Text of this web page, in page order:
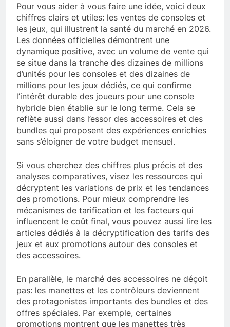
Pour vous aider à vous faire une idée, voici deux
chiffres clairs et utiles: les ventes de consoles et
les jeux, qui illustrent la santé du marché en 2026.
Les données officielles démontrent une
dynamique positive, avec un volume de vente qui
se situe dans la tranche des dizaines de millions
d’unités pour les consoles et des dizaines de
millions pour les jeux dédiés, ce qui confirme
l’intérêt durable des joueurs pour une console
hybride bien établie sur le long terme. Cela se
reflète aussi dans l’essor des accessoires et des
bundles qui proposent des expériences enrichies
sans s’éloigner de votre budget mensuel.
Si vous cherchez des chiffres plus précis et des
analyses comparatives, visez les ressources qui
décryptent les variations de prix et les tendances
des promotions. Pour mieux comprendre les
mécanismes de tarification et les facteurs qui
influencent le coût final, vous pouvez aussi lire les
articles dédiés à la décryptification des tarifs des
jeux et aux promotions autour des consoles et
des accessoires.
En parallèle, le marché des accessoires ne déçoit
pas: les manettes et les contrôleurs deviennent
des protagonistes importants des bundles et des
offres spéciales. Par exemple, certaines
promotions montrent que les manettes très